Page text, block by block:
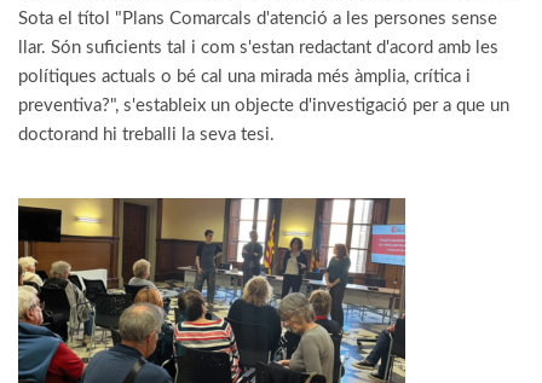
Sota el títol "Plans Comarcals d'atenció a les persones sense
llar. Són suficients tal i com s'estan redactant d'acord amb les
polítiques actuals o bé cal una mirada més àmplia, crítica i
preventiva?", s'estableix un objecte d'investigació per a que un
doctorand hi treballi la seva tesi.